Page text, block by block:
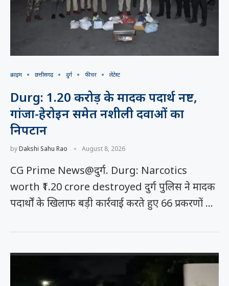
क्राइम छत्तीसगढ़ दुर्ग फीचर लेटेस्ट
Durg: 1.20 करोड़ के मादक पदार्थ नष्ट,
गांजा-हेरोइन समेत नशीली दवाओं का
निपटान
byDakshi Sahu Rao August 8, 2026
CG Prime News@दुर्ग. Durg: Narcotics
worth ₹1.20 crore destroyed दुर्ग पुलिस ने मादक
पदार्थों के खिलाफ बड़ी कार्रवाई करते हुए 66 प्रकरणों …